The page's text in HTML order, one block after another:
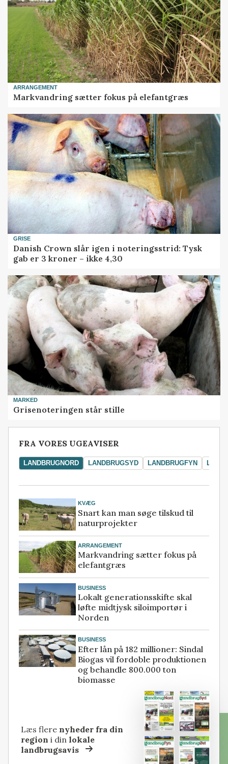
ARRANGEMENT
Markvandring sætter fokus på elefantgræs
GRISE
Danish Crown slår igen i noteringsstrid: Tysk
gab er 3 kroner – ikke 4,30
MARKED
Grisenoteringen står stille
FRA VORES UGEAVISER
LANDBRUGNORD LANDBRUGSYD LANDBRUGFYN
KVÆG
Snart kan man søge tilskud til
naturprojekter
ARRANGEMENT
Markvandring sætter fokus på
elefantgræs
BUSINESS
Lokalt generationsskifte skal
løfte midtjysk siloimportør i
Norden
BUSINESS
Efter lån på 182 millioner: Sindal
Biogas vil fordoble produktionen
og behandle 800.000 ton
biomasse
Læs flere nyheder fra din
region i dinlokale
landbrugsavis